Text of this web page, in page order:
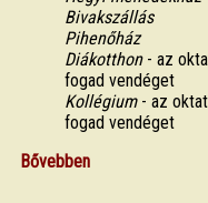
Bivakszállás
Pihenőház
Diákotthon- az
fogad vendéget
Kollégium- az
fogad vendéget
Bővebben